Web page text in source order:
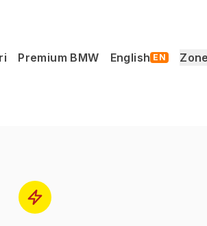
Premium BMW English EN